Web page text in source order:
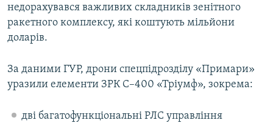
недорахувався важливих складників зенітного
ракетного комплексу, які коштують мільйони
доларів.
За даними ГУР, дрони спецпідрозділу «Примари»
уразили елементи ЗРК С–400 «Тріумф», зокрема:
дві багатофункціональні РЛС управління